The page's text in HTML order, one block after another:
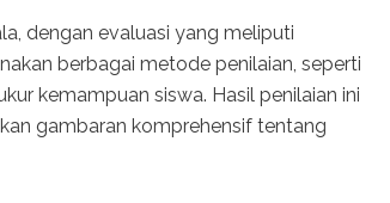
dengan evaluasi yang meliputi
berbagai metode penilaian, seperti
kemampuan siswa. Hasil penilaian ini
gambaran komprehensif tentang